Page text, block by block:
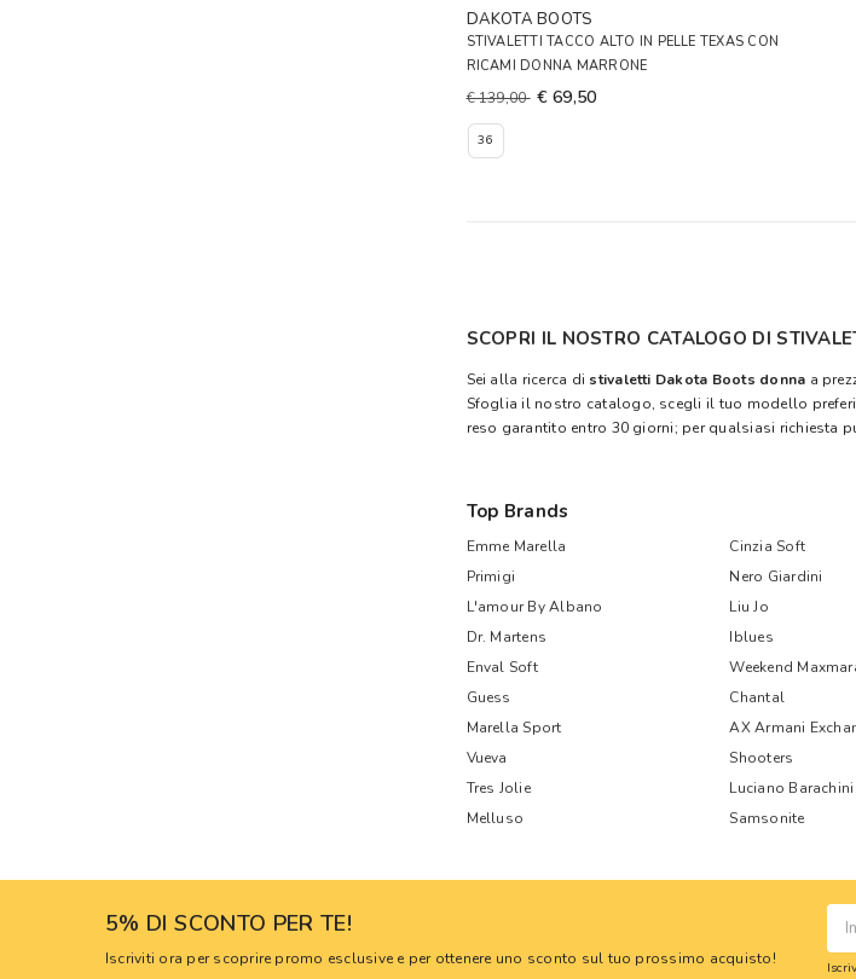
DAKOTA BOOTS
STIVALETTI TACCO ALTO IN PELLE TEXAS CON
RICAMI DONNA MARRONE
€ 139,00 € 69,50
36
SCOPRI IL NOSTRO CATALOGO DI
Sei alla ricerca di stivaletti Dakota Boots donna a
Sfoglia il nostro catalogo, scegli il tuo modello
reso garantito entro 30 giorni; per qualsiasi richiesta
Top Brands
Emme Marella Cinzia Soft
Primigi
Nero Giardini
L'amour By Albano
Liu Jo
Dr. Martens
Iblues
Enval Soft
Weekend
Guess
Chantal
Marella Sport
AX Armani
Vueva
Shooters
Tres Jolie
Luciano Barachini
Melluso
Samsonite
5% DI SCONTO PER TE!
Iscriviti ora per scoprire promo esclusive e per ottenere uno sconto sul tuo prossimo acquisto!